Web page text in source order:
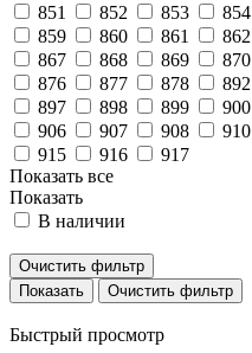
851
852 853 854
859
860 861 862
867
868 869 870
876
877 878 892
897
898 899 900
906
907 908 910
915
916
917
Показать все
Показать
В наличии
Очистить фильтр
Очистить фильтр
Быстрый просмотр